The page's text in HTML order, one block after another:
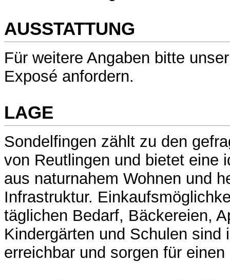
AUSSTATTUNG
Für weitere Angaben bitte
Exposé anfordern.
LAGE
Sondelfingen zählt zu den
von Reutlingen und bietet eine
aus naturnahem Wohnen und
Infrastruktur.
täglichen Bedarf, Bäckereien,
Kindergärten und Schulen sind
erreichbar und sorgen für